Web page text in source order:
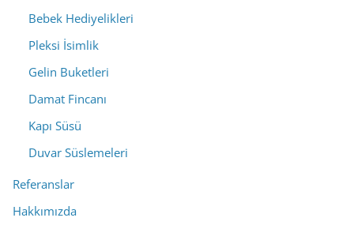
Bebek Hediyelikleri
Pleksi İsimlik
Gelin Buketleri
Damat Fincanı
Kapı Süsü
Duvar Süslemeleri
Referanslar
Hakkımızda